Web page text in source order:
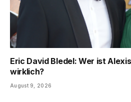
Eric David Bledel: Wer ist
wirklich?
August 9, 2026